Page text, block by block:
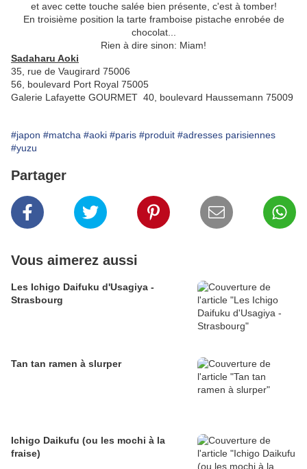
et avec cette touche salée bien présente, c'est à tomber!
En troisième position la tarte framboise pistache enrobée de
chocolat...
Rien à dire sinon: Miam!
Sadaharu Aoki
35, rue de Vaugirard 75006
56, boulevard Port Royal 75005
Galerie Lafayette GOURMET 40, boulevard Haussemann 75009
#japon #matcha #aoki #paris #produit #adresses parisiennes
#yuzu
Partager
Vous aimerez aussi
Les Ichigo Daifuku d'Usagiya -
Strasbourg
Tan tan ramen à slurper
Ichigo Daikufu (ou les mochi à la
fraise)